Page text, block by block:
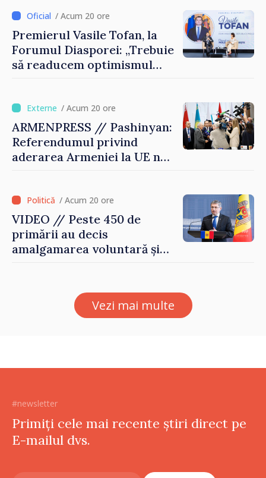
reparație/ Acum 20 ore
Premierul Vasile Tofan, la
Forumul Diasporei: „Trebuie
să readucem optimismul
direcția corectă”
/ Acum 20 ore
ARMENPRESS // Pashinyan:
Referendumul privind
aderarea Armeniei la UE nu
/ Acum 20 ore
VIDEO // Peste 450 de
primării au decis
amalgamarea voluntară și
Grosu: „Este important să
depășim blocajele și să dăm o
șansă localităților să se
Vezi mai multe
#newsletter
Primiți cele mai recente știri direct pe
E-mailul dvs.